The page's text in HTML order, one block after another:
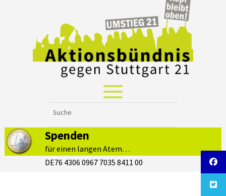
Spenden
für einen langen Atem…
DE76 4306 0967 7035 8411 00